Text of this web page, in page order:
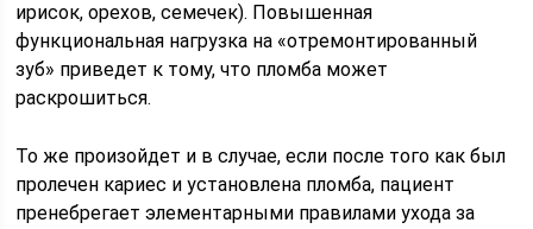
ирисок, орехов, семечек). Повышенная
функциональная нагрузка на «отремонтированный
зуб» приведет к тому, что пломба может
раскрошиться.
То же произойдет и в случае, если после того как был
пролечен кариес и установлена пломба, пациент
пренебрегает элементарными правилами ухода за